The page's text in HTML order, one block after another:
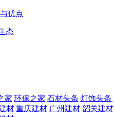
优点
态
家 环保之家 石材头条 灯饰头条
材 重庆建材 广州建材 韶关建材